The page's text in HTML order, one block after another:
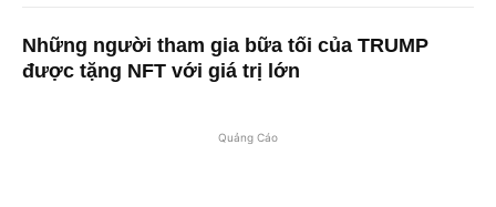
Những người tham gia bữa tối của TRUMP
được tặng NFT với giá trị lớn
Quảng Cáo